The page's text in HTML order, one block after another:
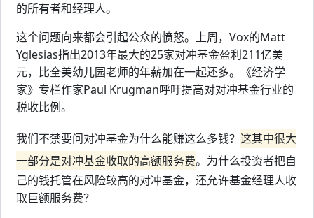
的所有者和经理人。
这个问题向来都会引起公众的愤怒。上周，Vox的Matt
Yglesias指出2013年最大的25家对冲基金盈利211亿美
元，比全美幼儿园老师的年薪加在一起还多。《经济学
家》专栏作家Paul Krugman呼吁提高对对冲基金行业的
税收比例。
我们不禁要问对冲基金为什么能赚这么多钱？ 这其中很大
一部分是对冲基金收取的高额服务费。为什么投资者把自
己的钱托管在风险较高的对冲基金，还允许基金经理人收
取巨额服务费？